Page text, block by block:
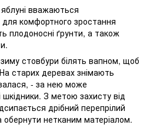
вважаються
комфортного зростання
плодоносні ґрунти, а також
стовбури білять вапном, щоб
На старих деревах знімають
- за нею може
шкідники. З метою захисту від
дрібний перепрілий
нетканим матеріалом.